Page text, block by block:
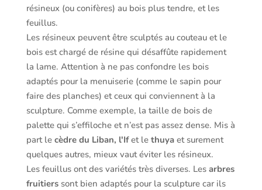
résineux (ou conifères) au bois plus tendre, et les
feuillus.
Les résineux peuvent être sculptés au couteau et le
bois est chargé de résine qui désaffûte rapidement
la lame. Attention à ne pas confondre les bois
adaptés pour la menuiserie (comme le sapin pour
faire des planches) et ceux qui conviennent à la
sculpture. Comme exemple, la taille de bois de
palette qui s’effiloche et n’est pas assez dense. Mis à
part le cèdre du Liban, l'Ifet le thuya et surement
quelques autres, mieux vaut éviter les résineux.
Les feuillus ont des variétés très diverses. Les arbres
fruitierssont bien adaptés pour la sculpture car ils